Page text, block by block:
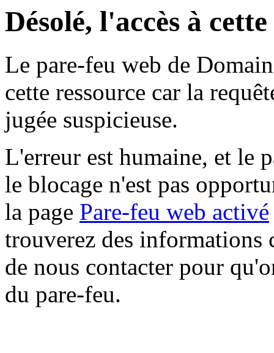
Désolé, l'accès à
Le pare-feu web de
cette ressource car la
jugée suspicieuse.
L'erreur est humaine, et le
le blocage n'est pas
la page Pare-feu web activé
trouverez des informations
de nous contacter pour
du pare-feu.